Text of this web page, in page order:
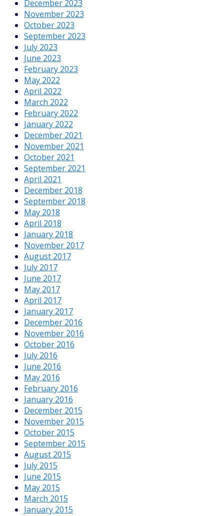
December 2023
November 2023
October 2023
September 2023
July 2023
June 2023
February 2023
May 2022
April 2022
March 2022
February 2022
January 2022
December 2021
November 2021
October 2021
September 2021
April 2021
December 2018
September 2018
May 2018
April 2018
January 2018
November 2017
August 2017
July 2017
June 2017
May 2017
April 2017
January 2017
December 2016
November 2016
October 2016
July 2016
June 2016
May 2016
February 2016
January 2016
December 2015
November 2015
October 2015
September 2015
August 2015
July 2015
June 2015
May 2015
March 2015
January 2015